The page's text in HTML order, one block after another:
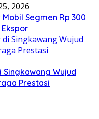
2026
Segmen Rp 300
Singkawang Wujud
Prestasi